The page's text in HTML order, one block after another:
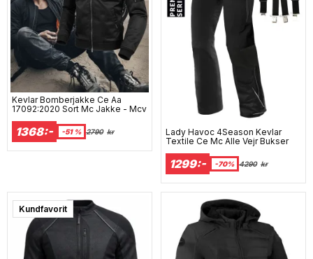
Kevlar Bomberjakke Ce Aa
17092:2020 Sort Mc Jakke - Mcv
1368:- -51 % 2790 kr
Lady Havoc 4Season Kevlar
Textile Ce Mc Alle Vejr Bukser
1299:- -70% 4290 kr
Super sale
Kundfavorit